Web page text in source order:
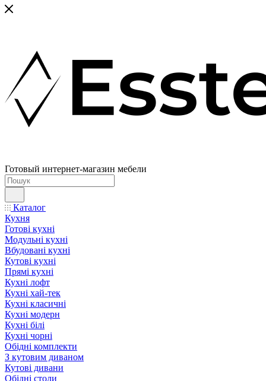
Готовый интернет-магазин мебели
Каталог
Кухня
Готові кухні
Модульні кухні
Вбудовані кухні
Кутові кухні
Прямі кухні
Кухні лофт
Кухні хай-тек
Кухні класичні
Кухні модерн
Кухні білі
Кухні чорні
Обідні комплекти
З кутовим диваном
Кутові дивани
Обідні столи